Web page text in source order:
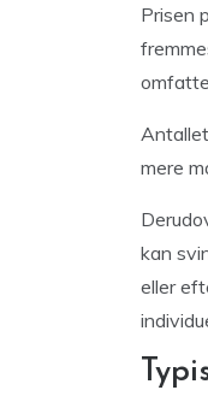
Prisen
mere
kan
eller